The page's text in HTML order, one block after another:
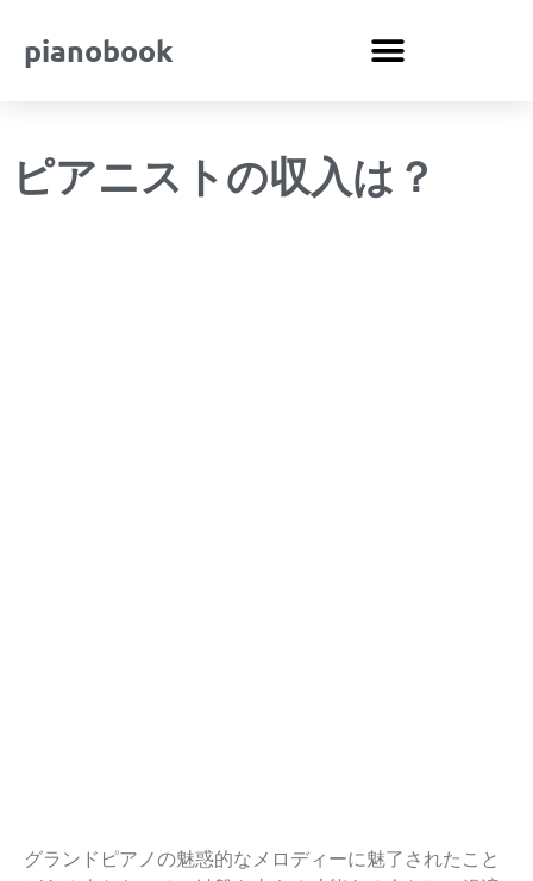
pianobook
ピアニストの収入は？
グランドピアノの魅惑的なメロディーに魅了されたこと